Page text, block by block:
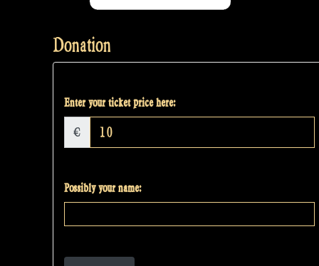
Donation
Enter your ticket price here:
€
Possibly your name: